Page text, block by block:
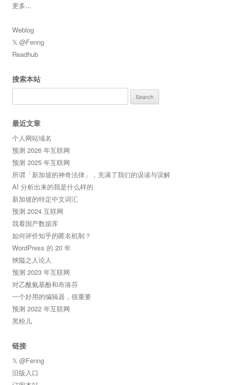
更多...
Weblog
𝕏 @Fenng
Readhub
搜索本站
for:
最近文章
个人网站域名
预测 2026 年互联网
预测 2025 年互联网
所谓「新加坡的神奇法律」，充满了我们的误读与误解
AI 分析出来的我是什么样的
新加坡的特定中文词汇
预测 2024 互联网
我看国产数据库
如何评价知乎的匿名机制？
WordPress 的 20 年
狹隘之人论人
预测 2023 年互联网
对乙酰氨基酚和布洛芬
一个好用的编辑器，很重要
预测 2022 年互联网
黑粉儿
链接
𝕏 @Fenng
旧版入口